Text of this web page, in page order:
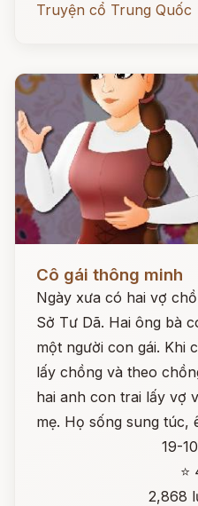
Truyện cổ Trung Quốc
Cô gái thông minh
Ngày xưa có hai vợ
Sở Tư Dã. Hai ông bà
một người con gái. Khi
lấy chồng và theo
hai anh con trai lấy vợ
mẹ. Họ sống sung túc,
19-
⭐
2,868